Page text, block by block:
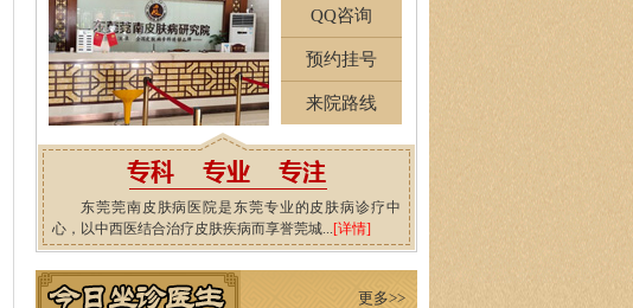
QQ咨询
预约挂号
来院路线
东莞莞南皮肤病医院是东莞专业的皮肤病诊疗中
心，以中西医结合治疗皮肤疾病而享誉莞城...[详情]
更多>>